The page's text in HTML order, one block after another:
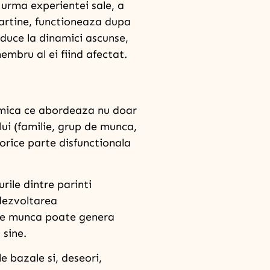
experientei sale, a
functioneaza dupa
la dinamici ascunse,
al ei fiind afectat.
ce abordeaza nu doar
(familie, grup de munca,
parte disfunctionala
dintre parinti
munca poate genera
bazale si, deseori,